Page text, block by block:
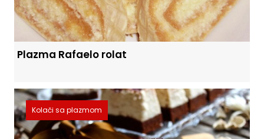
Plazma Rafaelo rolat
Kolači sa plazmom